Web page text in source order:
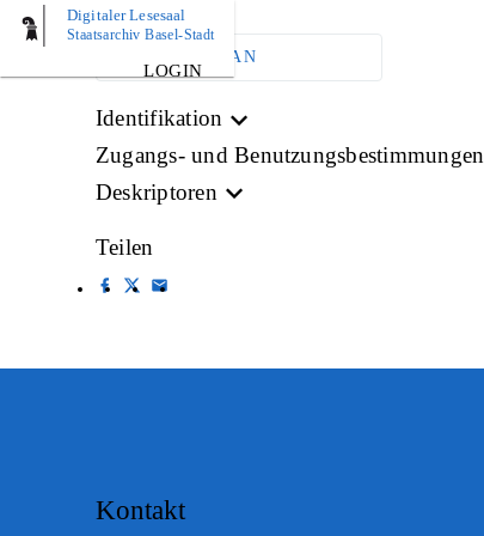
Digitaler Lesesaal
Staatsarchiv Basel-Stadt
LOGIN
ARCHIVPLAN
Identifikation
Zugangs- und Benutzungsbestimmungen
Deskriptoren
Teilen
Kontakt